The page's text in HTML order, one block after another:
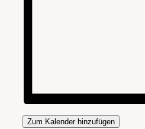
Zum Kalender hinzufügen